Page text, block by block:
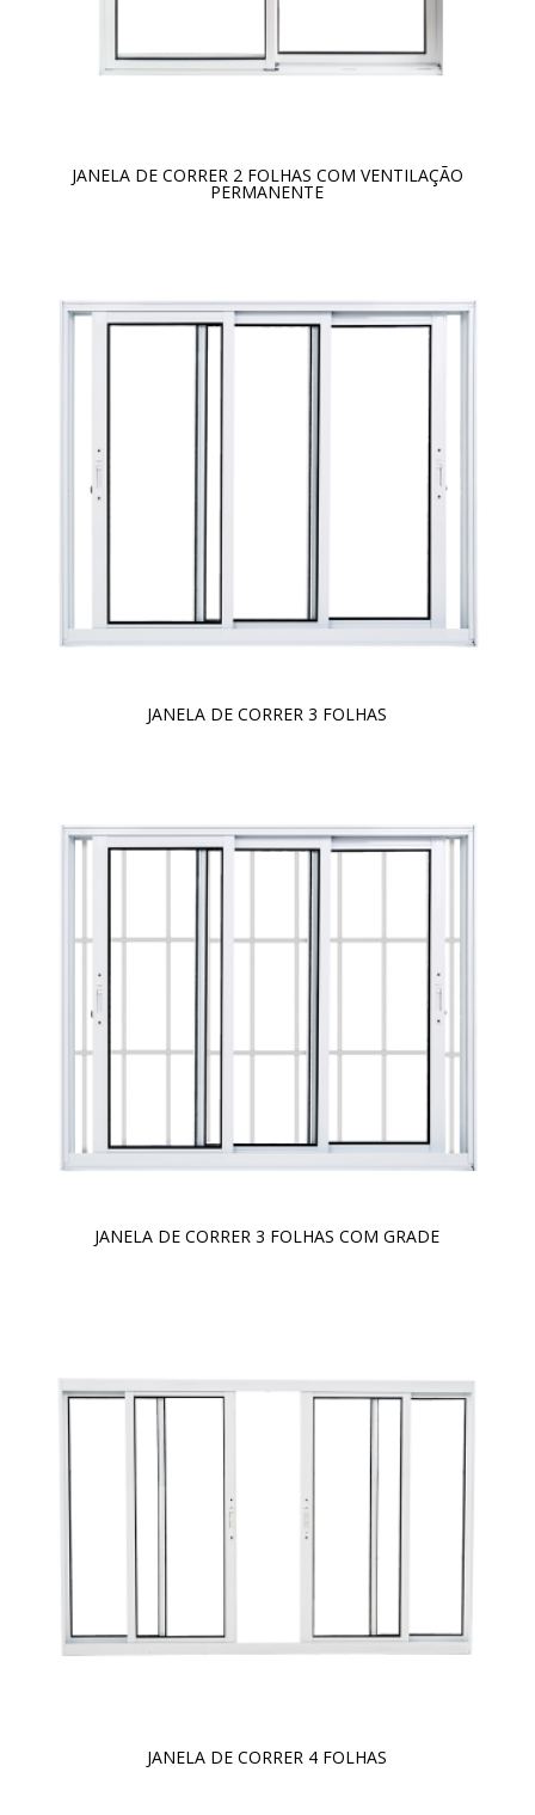
JANELA DE CORRER 2 FOLHAS COM VENTILAÇÃO
PERMANENTE
JANELA DE CORRER 3 FOLHAS
JANELA DE CORRER 3 FOLHAS COM GRADE
JANELA DE CORRER 4 FOLHAS